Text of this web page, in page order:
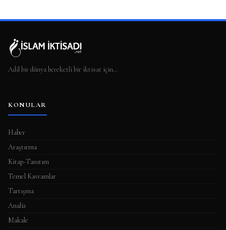
Adil bir dünya bereketli bir iktisat için…
KONULAR
Haber
Araştırma
Kitap-Tanıtım
Temel Kavramlar
Tartışma
Analiz
Makale